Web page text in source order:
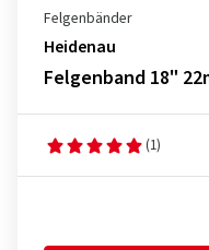
Felgenbänder
Heidenau
Felgenband 18"
(1)